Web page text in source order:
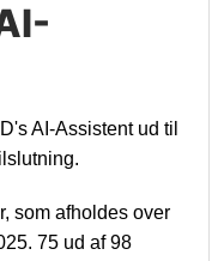
AI-Assistent ud til
som afholdes over
75 ud af 98